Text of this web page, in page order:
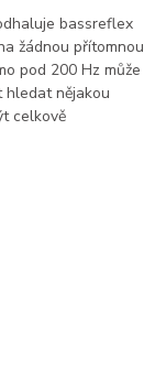
bassreflex
žádnou přítomnou
pod 200 Hz může
nějakou
celkově